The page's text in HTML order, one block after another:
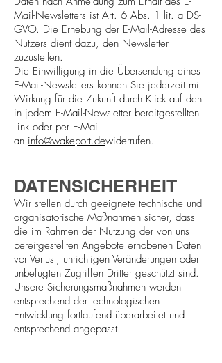
Mail-Newsletters ist Art. 6 Abs. 1 lit. a DS-
GVO. Die Erhebung der E-Mail-Adresse des
Nutzers dient dazu, den Newsletter
zuzustellen.
Die Einwilligung in die Übersendung eines
E-Mail-Newsletters können Sie jederzeit mit
Wirkung für die Zukunft durch Klick auf den
in jedem E-Mail-Newsletter bereitgestellten
Link oder per E-Mail
an info@wakeport.dewiderrufen.
DATENSICHERHEIT
Wir stellen durch geeignete technische und
organisatorische Maßnahmen sicher, dass
die im Rahmen der Nutzung der von uns
bereitgestellten Angebote erhobenen Daten
vor Verlust, unrichtigen Veränderungen oder
unbefugten Zugriffen Dritter geschützt sind.
Unsere Sicherungsmaßnahmen werden
entsprechend der technologischen
Entwicklung fortlaufend überarbeitet und
entsprechend angepasst.